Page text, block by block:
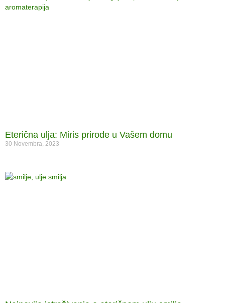
Eterična ulja: Miris prirode u Vašem domu
30 Novembra, 2023